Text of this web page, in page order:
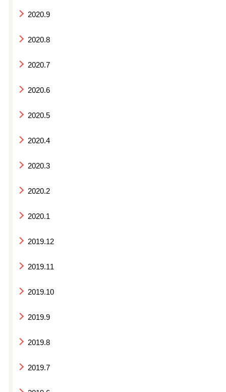
2020.9
2020.8
2020.7
2020.6
2020.5
2020.4
2020.3
2020.2
2020.1
2019.12
2019.11
2019.10
2019.9
2019.8
2019.7